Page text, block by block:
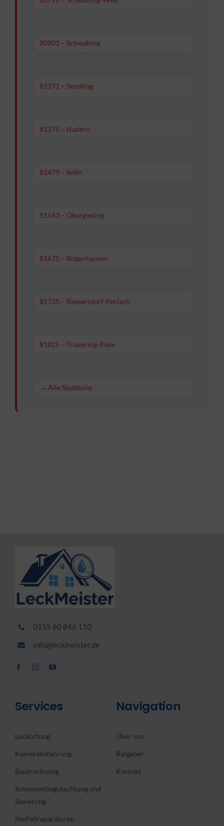
80801 – Schwabing
81371 – Sendling
81375 – Hadern
81479 – Solln
81543 – Obergiesing
81675 – Bogenhausen
81735 – Ramersdorf-Perlach
81825 – Trudering-Riem
→ Alle Stadtteile
0155 60 846 110
info@leckmeister.de
Services
Leckortung
Kamerabefahrung
Bautrocknung
Schimmelbegutachtung und
Sanierung
Notfallreparaturen
Navigation
Über uns
Ratgeber
Kontakt